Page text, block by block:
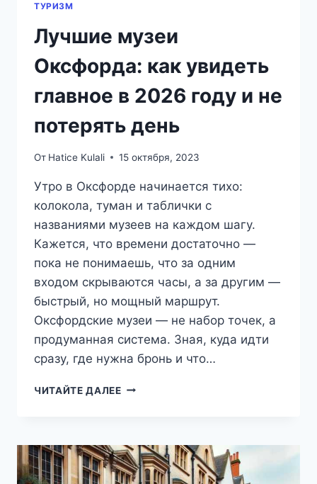
ТУРИЗМ
Лучшие музеи
Оксфорда: как увидеть
главное в 2026 году и не
потерять день
От Hatice Kulali 15 октября, 2023
Утро в Оксфорде начинается тихо:
колокола, туман и таблички с
названиями музеев на каждом шагу.
Кажется, что времени достаточно —
пока не понимаешь, что за одним
входом скрываются часы, а за другим —
быстрый, но мощный маршрут.
Оксфордские музеи — не набор точек, а
продуманная система. Зная, куда идти
сразу, где нужна бронь и что…
ЧИТАЙТЕ ДАЛЕЕЛУЧШИЕ
УВИДЕТЬ
ГЛАВНОЕ
В